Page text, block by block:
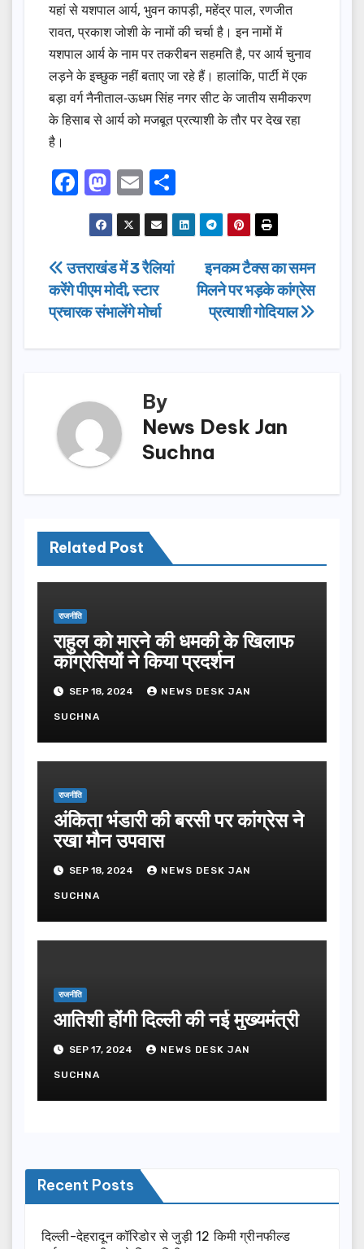
यहां से यशपाल आर्य, भुवन कापड़ी, महेंद्र पाल, रणजीत
रावत, प्रकाश जोशी के नामों की चर्चा है। इन नामों में
यशपाल आर्य के नाम पर तकरीबन सहमति है, पर आर्य चुनाव
लड़ने के इच्छुक नहीं बताए जा रहे हैं। हालांकि, पार्टी में एक
बड़ा वर्ग नैनीताल-ऊधम सिंह नगर सीट के जातीय समीकरण
के हिसाब से आर्य को मजबूत प्रत्याशी के तौर पर देख रहा
है।
F
a
c
e
b
o
M
a
st
o
d
o
E
m
ail
h
ar
Post
navigation
इनकम टैक्स का समन
मिलने पर भड़के कांग्रेस
प्रत्याशी गोदियाल
उत्तराखंड में 3 रैलियां
करेंगे पीएम मोदी, स्टार
प्रचारक संभालेंगे मोर्चा
By
News Desk Jan
Suchna
Related Post
राजनीति
राहुल को मारने की धमकी के खिलाफ
कांग्रेसियों ने किया प्रदर्शन
SEP 18, 2024 NEWS DESK JAN
SUCHNA
राजनीति
अंकिता भंडारी की बरसी पर कांग्रेस ने
रखा मौन उपवास
SEP 18, 2024 NEWS DESK JAN
SUCHNA
राजनीति
आतिशी होंगी दिल्ली की नई मुख्यमंत्री
SEP 17, 2024 NEWS DESK JAN
SUCHNA
Recent Posts
दिल्ली-देहरादून कॉरिडोर से जुड़ी 12 किमी ग्रीनफील्ड